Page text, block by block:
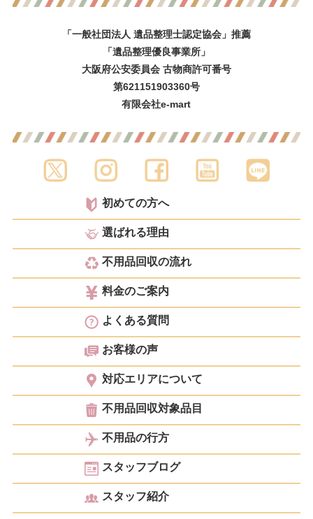
「一般社団法人 遺品整理士認定協会」推薦
「遺品整理優良事業所」
大阪府公安委員会 古物商許可番号
第621151903360号
有限会社e-mart
初めての方へ
選ばれる理由
不用品回収の流れ
料金のご案内
よくある質問
お客様の声
対応エリアについて
不用品回収対象品目
不用品の行方
スタッフブログ
スタッフ紹介